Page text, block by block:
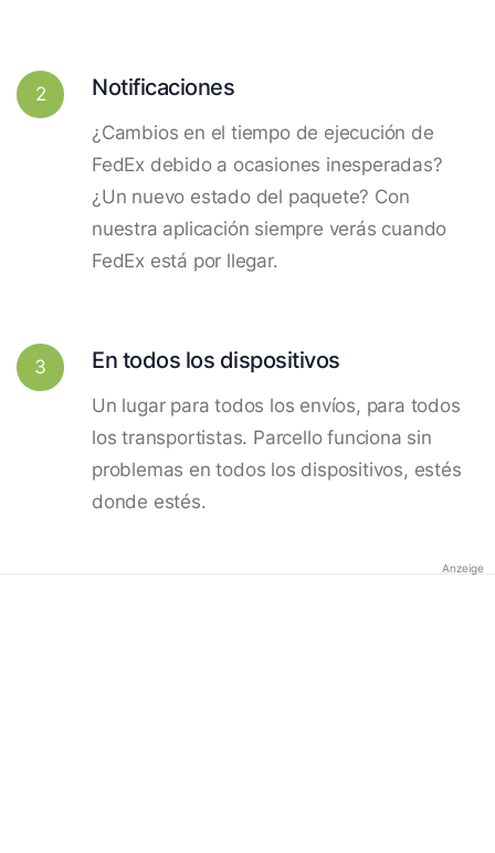
2 Notificaciones
¿Cambios en el tiempo de ejecución de
FedEx debido a ocasiones inesperadas?
¿Un nuevo estado del paquete? Con
nuestra aplicación siempre verás cuando
FedEx está por llegar.
3 En todos los dispositivos
Un lugar para todos los envíos, para todos
los transportistas. Parcello funciona sin
problemas en todos los dispositivos, estés
donde estés.
Anzeige